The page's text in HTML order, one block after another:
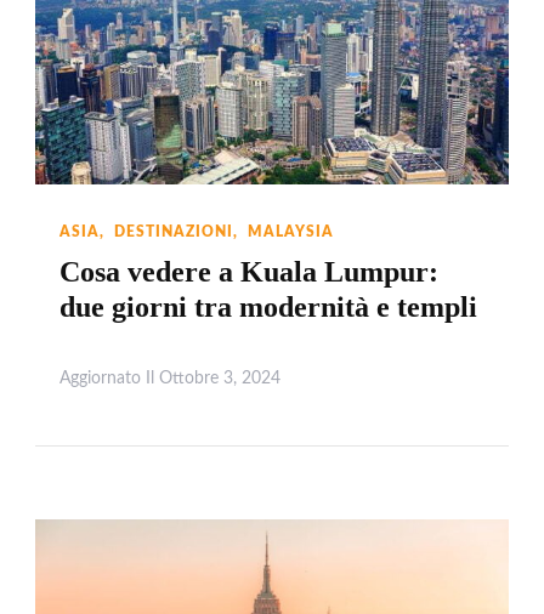
ASIA DESTINAZIONI MALAYSIA
Cosa vedere a Kuala Lumpur:
due giorni tra modernità e templi
Aggiornato Il Ottobre 3, 2024